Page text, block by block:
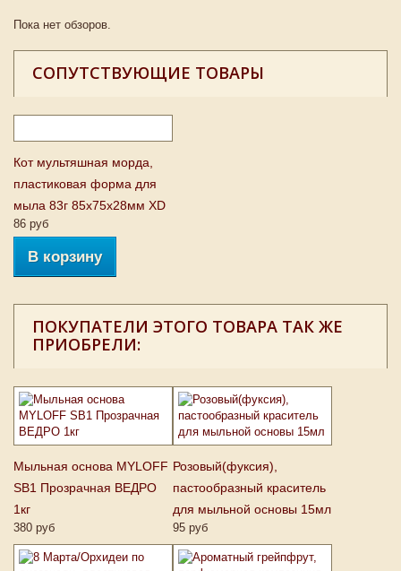
Пока нет обзоров.
СОПУТСТВУЮЩИЕ ТОВАРЫ
Кот мультяшная морда,
пластиковая форма для
мыла 83г 85х75х28мм XD
86 руб
В корзину
ПОКУПАТЕЛИ ЭТОГО ТОВАРА ТАК ЖЕ
ПРИОБРЕЛИ:
Мыльная основа MYLOFF
SB1 Прозрачная ВЕДРО
1кг
380 руб
Розовый(фуксия),
пастообразный краситель
для мыльной основы 15мл
95 руб